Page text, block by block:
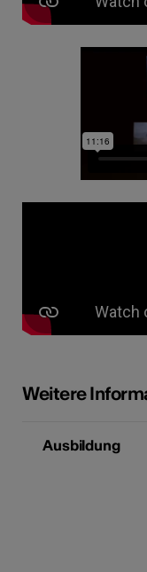
Weitere
Ausbildung